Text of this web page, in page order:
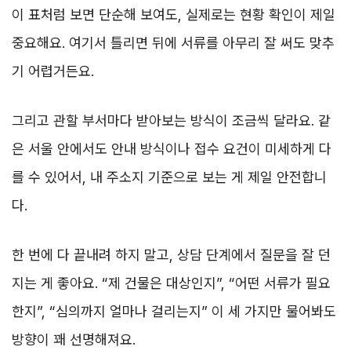
이 표처럼 보면 단순해 보여도, 실제로는 현황 확인이 제일
중요해요. 여기서 틀리면 뒤에 서류를 아무리 잘 써도 맞추
기 어렵거든요.
그리고 관할 부서마다 받아보는 방식이 조금씩 달라요. 같
은 서울 안에서도 안내 방식이나 접수 요건이 미세하게 다
를 수 있어서, 내 주소지 기준으로 보는 게 제일 안전합니
다.
한 번에 다 끝내려 하지 말고, 상담 단계에서 질문을 잘 던
지는 게 좋아요. “제 건물은 대상인지”, “어떤 서류가 필요
한지”, “심의까지 얼마나 걸리는지” 이 세 가지만 물어봐도
방향이 꽤 선명해져요.